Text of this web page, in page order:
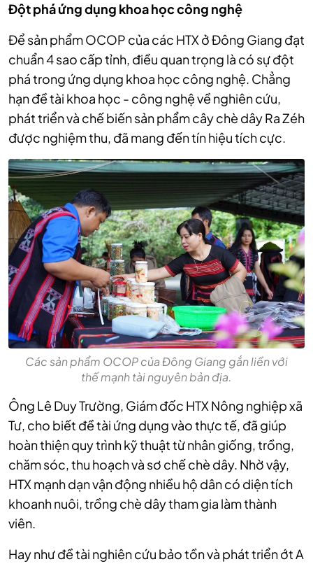
Đột phá ứng dụng khoa học công nghệ
Để sản phẩm OCOP của các HTX ở Đông Giang đạt
chuẩn 4 sao cấp tỉnh, điều quan trọng là có sự đột
phá trong ứng dụng khoa học công nghệ. Chẳng
hạn đề tài khoa học - công nghệ về nghiên cứu,
phát triển và chế biến sản phẩm cây chè dây Ra Zéh
được nghiệm thu, đã mang đến tín hiệu tích cực.
Các sản phẩm OCOP của Đông Giang gắn liền với
thế mạnh tài nguyên bản địa.
Ông Lê Duy Trường, Giám đốc HTX Nông nghiệp xã
Tư, cho biết đề tài ứng dụng vào thực tế, đã giúp
hoàn thiện quy trình kỹ thuật từ nhân giống, trồng,
chăm sóc, thu hoạch và sơ chế chè dây. Nhờ vậy,
HTX mạnh dạn vận động nhiều hộ dân có diện tích
khoanh nuôi, trồng chè dây tham gia làm thành
viên.
Hay như đề tài nghiên cứu bảo tồn và phát triển ớt A